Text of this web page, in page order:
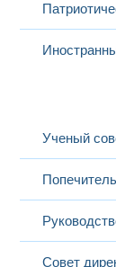
Ученый
Совет